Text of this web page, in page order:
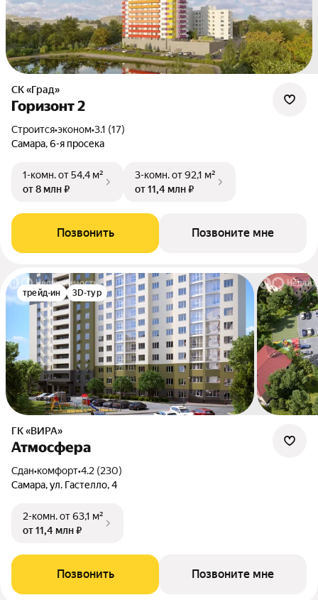
СК «Град»
Горизонт 2
Строится•эконом•3.1 (17)
Самара, 6-я просека
1-комн.от 54,4 м²
от 8 млн ₽
3-комн.от 92,1 м²
от 11,4 млн ₽
Позвонить Позвоните мне
трейд-ин 3D-тур
ГК «ВИРА»
Атмосфера
Сдан•комфорт•4.2 (230)
Самара, ул. Гастелло, 4
2-комн.от 63,1 м²
от 11,4 млн ₽
Позвонить Позвоните мне